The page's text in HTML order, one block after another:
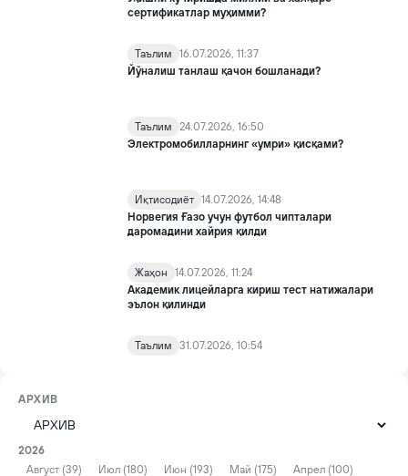
сертификатлар муҳимми?
Таълим
16.07.2026, 11:37
Йўналиш танлаш қачон бошланади?
Таълим
24.07.2026, 16:50
Электромобилларнинг «умри» қисқами?
Иқтисодиёт 14.07.2026, 14:48
Норвегия Ғазо учун футбол чипталари
даромадини хайрия қилди
Жаҳон
14.07.2026, 11:24
Академик лицейларга кириш тест натижалари
эълон қилинди
Таълим 31.07.2026, 10:54
АРХИВ
2026
Август (39)
Июл (180) Июн (193) Май (175)
Апрел (100)